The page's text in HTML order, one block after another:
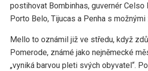
postihovat Bombinhas, guvernér Celso
Porto Belo, Tijucas a Penha s možnými
Mello to oznámil již ve středu, když
Pomerode, známé jako nejněmecké
„vyniká barvou pleti svých obyvatel“.